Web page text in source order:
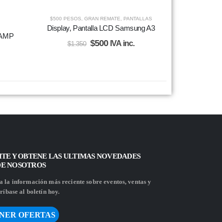
$500 PESOS, GRAN REMATE, PANTALLAS
Display, Pantalla LCD Samsung A3
$1.350 $500 IVA inc.
Y OBTENE LAS ULTIMAS NOVEDADES
NOSOTROS
la información más reciente sobre eventos, ventas y
al boletín hoy.
OFERTAS